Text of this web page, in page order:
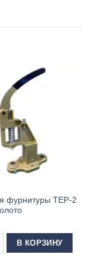
(Т-101) Красный
фурнитуры ТЕР-2
товара Пресс для
В КОРЗИНУ